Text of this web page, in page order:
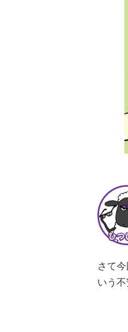
さて
いう